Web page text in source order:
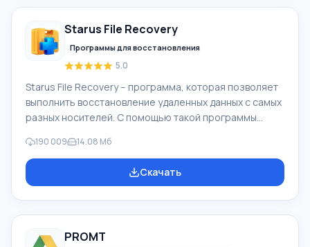
Maker - добавить можно фоновую аудиодорожку,
использовать между
Starus File Recovery
Программы для восстановления
5.0
Starus File Recovery – программа, которая позволяет
выполнить восстановление удаленных данных с самых
разных носителей. С помощью такой программы
разными способами. Например, они были удалены
мимо Корзины, скрыты под воздействием
вредоносного программного обеспечения, утеряны
различными устройствами, например, с жесткими
190 009 14.08 Мб
Скачать
PROMT